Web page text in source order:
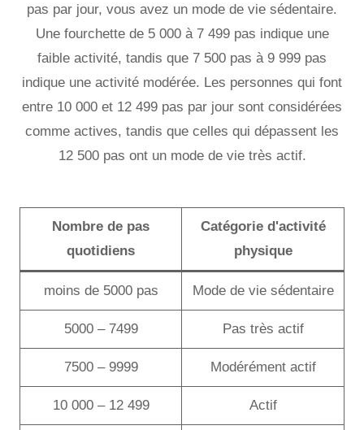
pas par jour, vous avez un mode de vie sédentaire.
Une fourchette de 5 000 à 7 499 pas indique une
faible activité, tandis que 7 500 pas à 9 999 pas
indique une activité modérée. Les personnes qui font
entre 10 000 et 12 499 pas par jour sont considérées
comme actives, tandis que celles qui dépassent les
12 500 pas ont un mode de vie très actif.
Nombre de pas
quotidiens
Catégorie d'activité
physique
moins de 5000 pas Mode de vie sédentaire
5000 – 7499 Pas très actif
7500 – 9999 Modérément actif
10 000 – 12 499 Actif